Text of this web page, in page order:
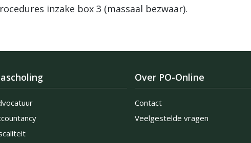
inzake box 3 (massaal bezwaar).
Over PO-Online
Contact
Veelgestelde vragen